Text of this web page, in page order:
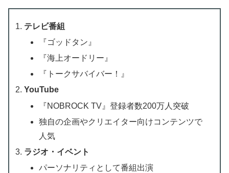
テレビ番組
『ゴッドタン』
『海上オードリー』
『トークサバイバー！』
YouTube
『NOBROCK TV』登録者数200万人突破
独自の企画やクリエイター向けコンテンツで
人気
ラジオ・イベント
パーソナリティとして番組出演